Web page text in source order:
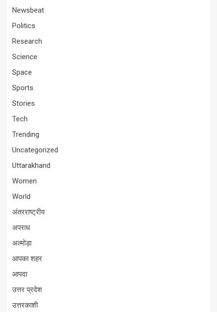
Newsbeat
Politics
Research
Science
Space
Sports
Stories
Tech
Trending
Uncategorized
Uttarakhand
Women
World
अंतरराष्ट्रीय
अपराध
अल्मोड़ा
आपका शहर
आपदा
उत्तर प्रदेश
उत्तरकाशी